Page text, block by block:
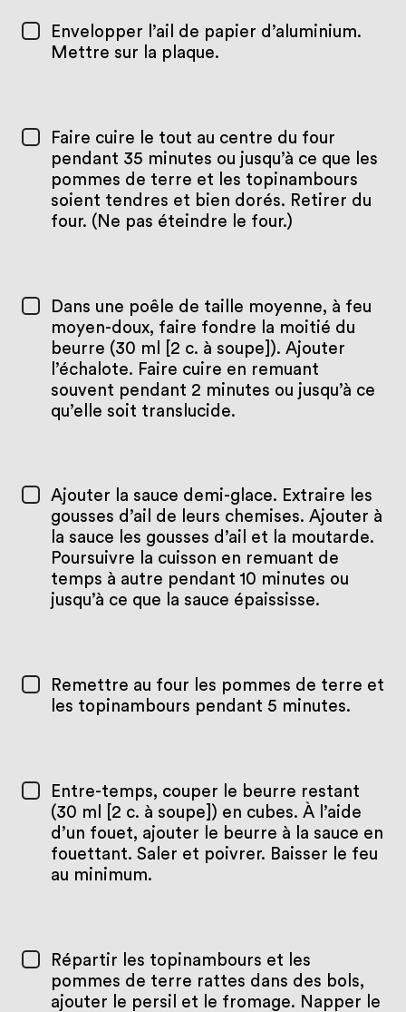
Envelopper l’ail de papier d’aluminium.
Mettre sur la plaque.
Faire cuire le tout au centre du four
pendant 35 minutes ou jusqu’à ce que les
pommes de terre et les topinambours
soient tendres et bien dorés. Retirer du
four. (Ne pas éteindre le four.)
Dans une poêle de taille moyenne, à feu
moyen-doux, faire fondre la moitié du
beurre (30 ml [2 c. à soupe]). Ajouter
l’échalote. Faire cuire en remuant
souvent pendant 2 minutes ou jusqu’à ce
qu’elle soit translucide.
Ajouter la sauce demi-glace. Extraire les
gousses d’ail de leurs chemises. Ajouter à
la sauce les gousses d’ail et la moutarde.
Poursuivre la cuisson en remuant de
temps à autre pendant 10 minutes ou
jusqu’à ce que la sauce épaississe.
Remettre au four les pommes de terre et
les topinambours pendant 5 minutes.
Entre-temps, couper le beurre restant
(30 ml [2 c. à soupe]) en cubes. À l’aide
d’un fouet, ajouter le beurre à la sauce en
fouettant. Saler et poivrer. Baisser le feu
au minimum.
Répartir les topinambours et les
pommes de terre rattes dans des bols,
ajouter le persil et le fromage. Napper le